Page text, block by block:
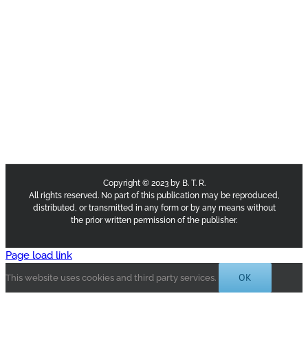
Copyright © 2023 by B. T. R.
All rights reserved. No part of this publication may be reproduced,
distributed, or transmitted in any form or by any means without
the prior written permission of the publisher.
Page load link
This website uses cookies and third party services. OK